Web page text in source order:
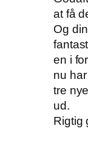
at få
Og
en i
nu
tre
ud.
Rigtig